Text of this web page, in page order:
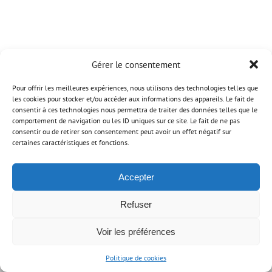
Gérer le consentement
Pour offrir les meilleures expériences, nous utilisons des technologies telles que
les cookies pour stocker et/ou accéder aux informations des appareils. Le fait de
consentir à ces technologies nous permettra de traiter des données telles que le
comportement de navigation ou les ID uniques sur ce site. Le fait de ne pas
consentir ou de retirer son consentement peut avoir un effet négatif sur
certaines caractéristiques et fonctions.
Accepter
Refuser
Voir les préférences
Politique de cookies
Mentions légales| © Copyright AMARRIS CONTACT |Ordre des Experts-
Comptables| Site réalisé par
Facebook
X InstagramPinterest